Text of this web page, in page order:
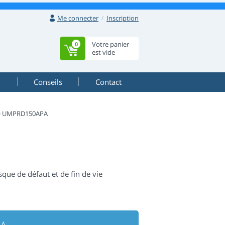
Me connecter Inscription
Votre panier
est vide
0
Conseils Contact
UMPRD150APA
de défaut et de fin de vie